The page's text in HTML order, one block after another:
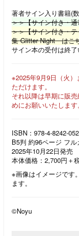
著者サイン入り書籍(
＞＞【サイン付き・
＞＞【サイン付き・
集 Glitter Night はこ
サイン本の受付は終了
※2025年9月9日（火
ただけます。
それ以降は早期に販
めにお願いいたします。
ISBN：978-4-8242-
B5判 約96ページ フル
2025年10月22日発売
本体価格：2,700円＋
※画像はイメージです
ます。
©Noyu